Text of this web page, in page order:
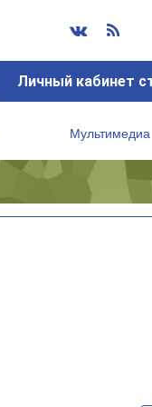
Личный кабинет
Мультимедиа